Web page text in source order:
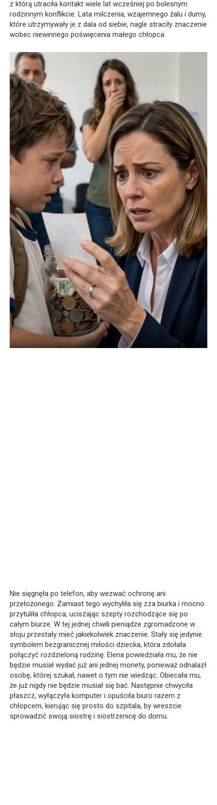
z którą utraciła kontakt wiele lat wcześniej po bolesnym
rodzinnym konflikcie. Lata milczenia, wzajemnego żalu i dumy,
które utrzymywały je z dala od siebie, nagle straciły znaczenie
wobec niewinnego poświęcenia małego chłopca.
Nie sięgnęła po telefon, aby wezwać ochronę ani
przełożonego. Zamiast tego wychyliła się zza biurka i mocno
przytuliła chłopca, uciszając szepty rozchodzące się po
całym biurze. W tej jednej chwili pieniądze zgromadzone w
słoju przestały mieć jakiekolwiek znaczenie. Stały się jedynie
symbolem bezgranicznej miłości dziecka, która zdołała
połączyć rozdzieloną rodzinę. Elena powiedziała mu, że nie
będzie musiał wydać już ani jednej monety, ponieważ odnalazł
osobę, której szukał, nawet o tym nie wiedząc. Obiecała mu,
że już nigdy nie będzie musiał się bać. Następnie chwyciła
płaszcz, wyłączyła komputer i opuściła biuro razem z
chłopcem, kierując się prosto do szpitala, by wreszcie
sprowadzić swoją siostrę i siostrzenicę do domu.